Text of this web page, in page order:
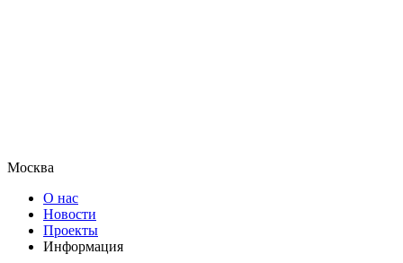
Москва
О нас
Новости
Проекты
Информация